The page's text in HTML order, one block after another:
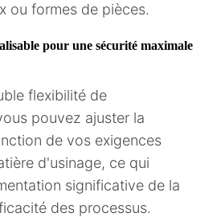
ou formes de pièces.
pour une sécurité maximale
flexibilité de
pouvez ajuster la
de vos exigences
d'usinage, ce qui
significative de la
des processus.